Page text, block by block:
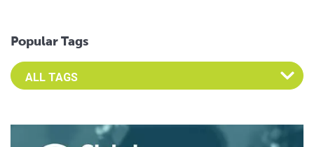
Popular Tags
Select an Advocate Tag to view it's posts